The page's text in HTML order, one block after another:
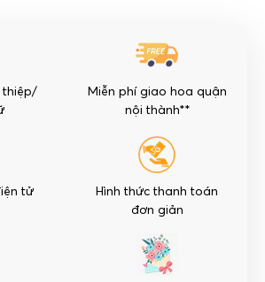
thiệp/
Miễn phí giao hoa quận
nội thành**
tử
Hình thức thanh toán
đơn giản